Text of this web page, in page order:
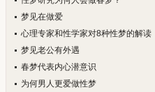
梦见在做爱
心理专家和性学家对8种性梦的解读
梦见老公有外遇
春梦代表内心潜意识
为何男人更爱做性梦